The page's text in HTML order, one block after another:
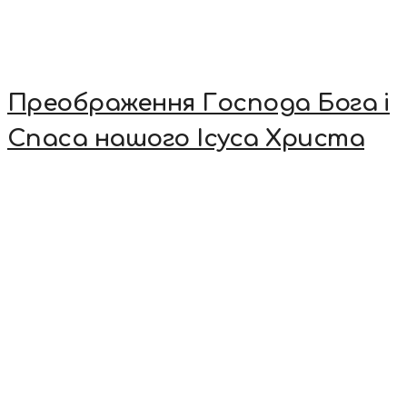
Преображення Господа Бога і
Спаса нашого Ісуса Христа